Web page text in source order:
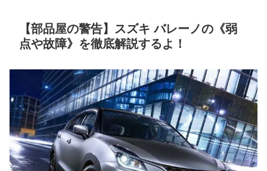
【部品屋の警告】スズキ バレーノの《弱
点や故障》を徹底解説するよ！